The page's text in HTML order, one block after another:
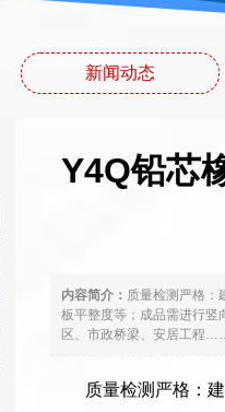
新闻动态
Y4Q铅芯
内容简介： 质量检测严格：
板平整度等；成品需进行竖
区、市政桥梁、安居工程
质量检测严格：